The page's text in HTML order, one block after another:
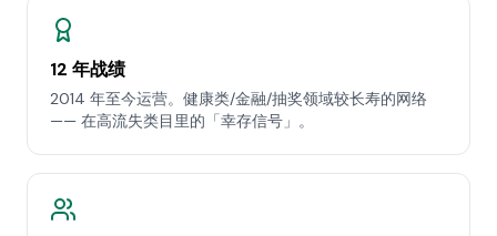
12 年战绩
2014 年至今运营。健康类/金融/抽奖领域较长寿的网络
—— 在高流失类目里的「幸存信号」。